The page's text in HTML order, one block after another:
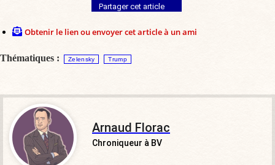
Partager cet article
Obtenir le lien ou envoyer cet article à un ami
Thématiques : Zelensky Trump
Arnaud Florac
Chroniqueur à BV